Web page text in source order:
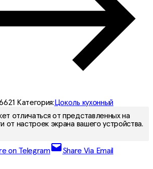
Категория: Цоколь кухонный
отличаться от представленных на
от настроек экрана вашего устройства.
on Telegram
Share Via Email